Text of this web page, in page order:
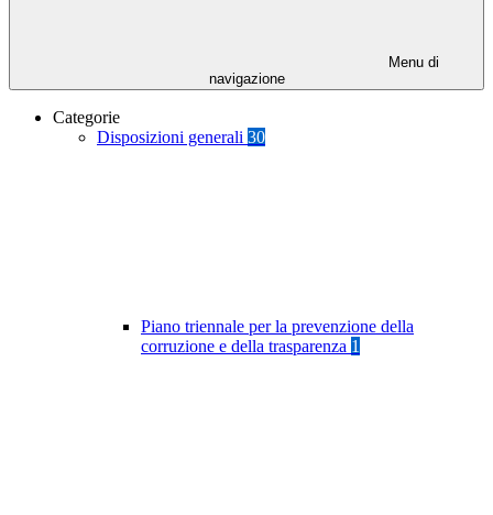
Menu di
navigazione
Categorie
Disposizioni generali 30
Piano triennale per la prevenzione della
corruzione e della trasparenza 1